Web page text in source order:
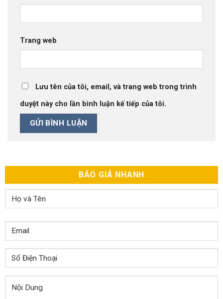
Trang web
Lưu tên của tôi, email, và trang web trong trình
duyệt này cho lần bình luận kế tiếp của tôi.
BÁO GIÁ NHANH